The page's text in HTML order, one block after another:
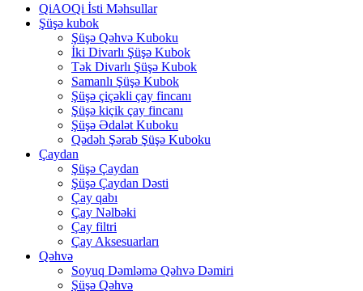
QiAOQi İsti Məhsullar
Şüşə kubok
Şüşə Qəhvə Kuboku
İki Divarlı Şüşə Kubok
Tək Divarlı Şüşə Kubok
Samanlı Şüşə Kubok
Şüşə çiçəkli çay fincanı
Şüşə kiçik çay fincanı
Şüşə Ədalət Kuboku
Qədəh Şərab Şüşə Kuboku
Çaydan
Şüşə Çaydan
Şüşə Çaydan Dəsti
Çay qabı
Çay Nəlbəki
Çay filtri
Çay Aksesuarları
Qəhvə
Soyuq Dəmləmə Qəhvə Dəmiri
Şüşə Qəhvə